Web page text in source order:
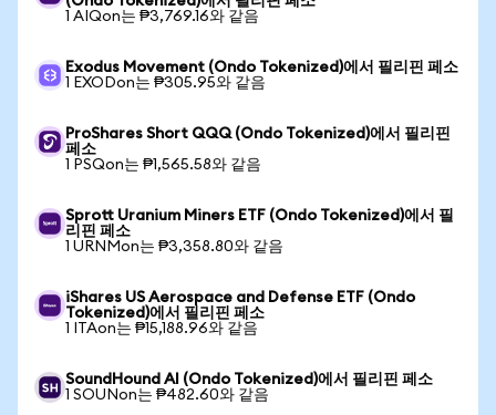
1 AIQon는 ₱3,769.16와 같음
Exodus Movement (Ondo Tokenized)에서 필리핀 페소
1 EXODon는 ₱305.95와 같음
ProShares Short QQQ (Ondo Tokenized)에서 필리핀
페소
1 PSQon는 ₱1,565.58와 같음
Sprott Uranium Miners ETF (Ondo Tokenized)에서 필
리핀 페소
1 URNMon는 ₱3,358.80와 같음
iShares US Aerospace and Defense ETF (Ondo
Tokenized)에서 필리핀 페소
1 ITAon는 ₱15,188.96와 같음
SoundHound AI (Ondo Tokenized)에서 필리핀 페소
1 SOUNon는 ₱482.60와 같음